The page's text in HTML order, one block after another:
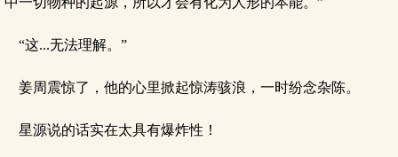
“这...无法理解。”
姜周震惊了，他的心里掀起惊涛骇浪，一时纷念杂陈。
星源说的话实在太具有爆炸性！